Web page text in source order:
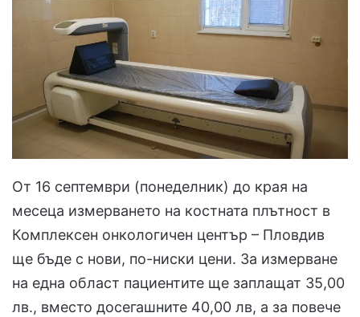
От 16 септември (понеделник) до края на
месеца измерването на костната плътност в
Комплексен онкологичен център – Пловдив
ще бъде с нови, по-ниски цени. За измерване
на една област пациентите ще заплащат 35,00
лв., вместо досегашните 40,00 лв, а за повече